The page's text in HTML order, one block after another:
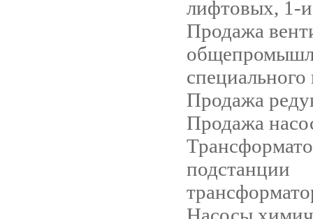
лифтовых, 1-
Продажа
специального
Продажа
Продажа
подстанции